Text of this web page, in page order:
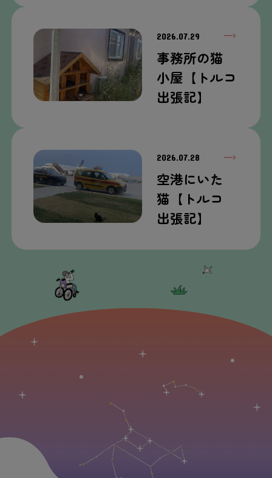
2026.07.29
事務所の猫
小屋 【トルコ
出張記】
2026.07.28
空港にいた
猫 【トルコ
出張記】